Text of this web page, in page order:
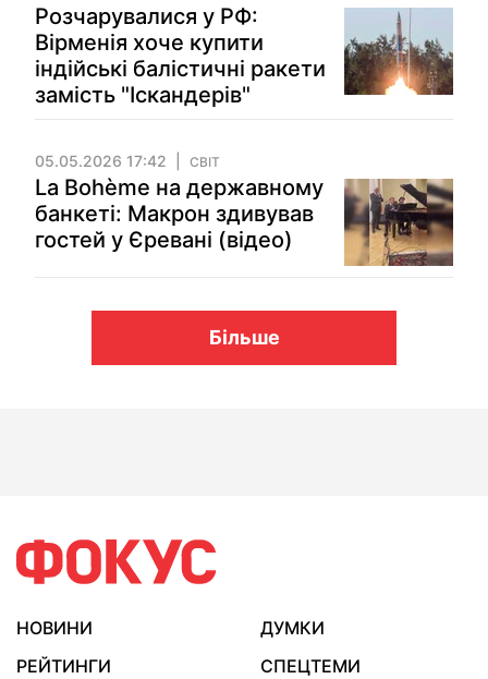
Розчарувалися у РФ:
Вірменія хоче купити
індійські балістичні ракети
замість "Іскандерів"
05.05.2026 17:42 СВІТ
La Bohème на державному
банкеті: Макрон здивував
гостей у Єревані (відео)
Більше
НОВИНИ
ДУМКИ
РЕЙТИНГИ
СПЕЦТЕМИ